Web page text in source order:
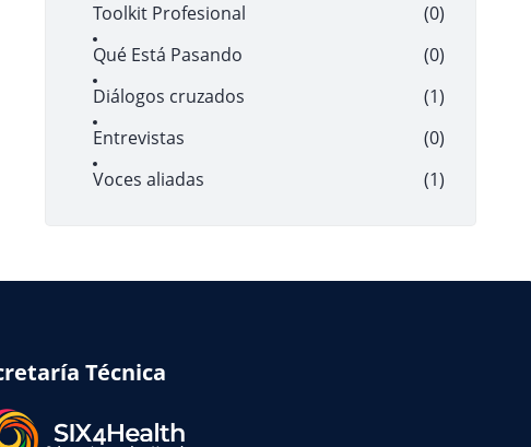
Toolkit Profesional
(0)
Qué Está Pasando
(0)
Diálogos cruzados
(1)
Entrevistas
(0)
Voces aliadas
(1)
Técnica